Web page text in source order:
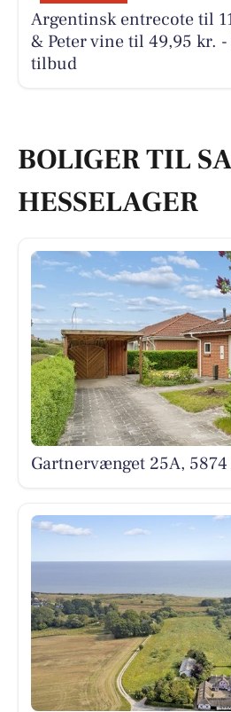
Argentinsk entrecote til
& Peter vine til 49,95 kr.
tilbud
BOLIGER TIL
HESSELAGER
Gartnervænget 25A, 5874